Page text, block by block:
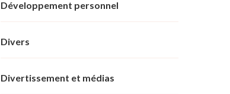
Développement personnel
Divers
Divertissement et médias